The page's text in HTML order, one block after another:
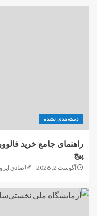
دسته‌بندی نشده
راهنمای جامع خرید
پیج
آگوست 2, 2026 صادق